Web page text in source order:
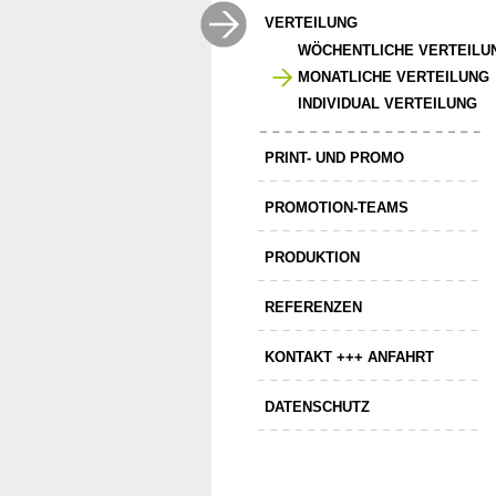
VERTEILUNG
WÖCHENTLICHE
MONATLICHE VERTEILUNG
INDIVIDUAL VERTEILUNG
PRINT- UND PROMO
PROMOTION-TEAMS
PRODUKTION
REFERENZEN
KONTAKT +++ ANFAHRT
DATENSCHUTZ